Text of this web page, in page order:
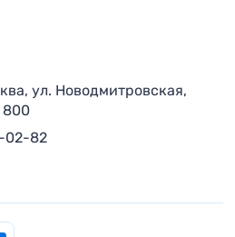
ул. Новодмитровская,
800
02-82